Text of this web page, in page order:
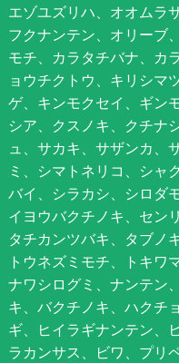
エゾユズリハ、オオムラ
フクナンテン、オリーブ
モチ、カラタチバナ、カ
ョウチクトウ、キリシマ
ゲ、キンモクセイ、ギン
シア、クスノキ、クチナ
ュ、サカキ、サザンカ、
ミ、シマトネリコ、シャ
バイ、シラカシ、シロダ
イヨウバクチノキ、セン
タチカンツバキ、タブノ
トウネズミモチ、トキワ
ナワシログミ、ナンテン
キ、バクチノキ、ハクチ
ギ、ヒイラギナンテン、
ラカンサス、ビワ、プリ